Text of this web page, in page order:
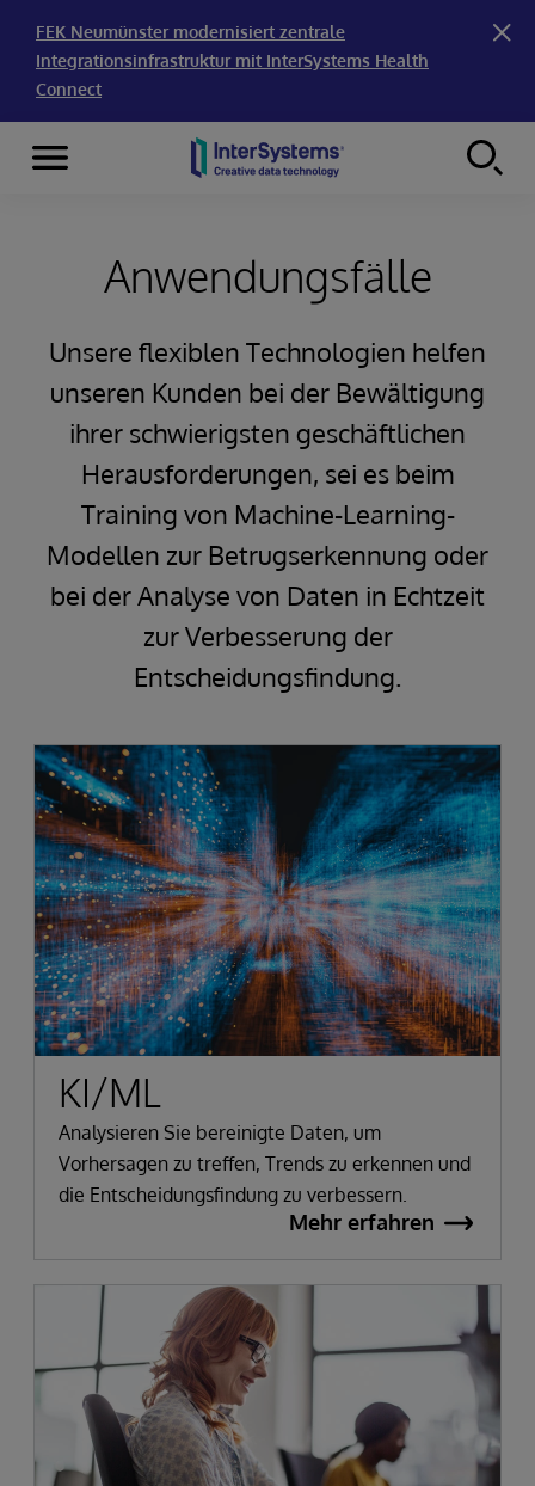
FEK Neumünster modernisiert zentrale
Integrationsinfrastruktur mit InterSystems Health
Connect
Skip to content
Menu
Anwendungsfälle
Unsere flexiblen Technologien helfen
unseren Kunden bei der Bewältigung
ihrer schwierigsten geschäftlichen
Herausforderungen, sei es beim
Training von Machine-Learning-
Modellen zur Betrugserkennung oder
bei der Analyse von Daten in Echtzeit
zur Verbesserung der
Entscheidungsfindung.
KI/ML
Analysieren Sie bereinigte Daten, um
Vorhersagen zu treffen, Trends zu erkennen und
die Entscheidungsfindung zu verbessern.
Mehr erfahren